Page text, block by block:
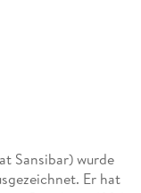
Sansibar) wurde
Er hat